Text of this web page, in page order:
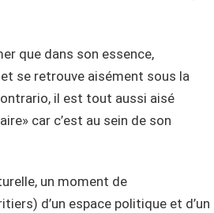
que dans son essence,
se retrouve aisément sous la
il est tout aussi aisé
car c’est au sein de son
un moment de
d’un espace politique et d’un